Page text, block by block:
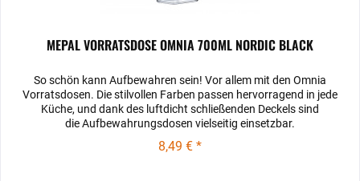
MEPAL VORRATSDOSE OMNIA 700ML NORDIC BLACK
So schön kann Aufbewahren sein! Vor allem mit den Omnia
Vorratsdosen. Die stilvollen Farben passen hervorragend in jede
Küche, und dank des luftdicht schließenden Deckels sind
die Aufbewahrungsdosen vielseitig einsetzbar.
8,49 € *